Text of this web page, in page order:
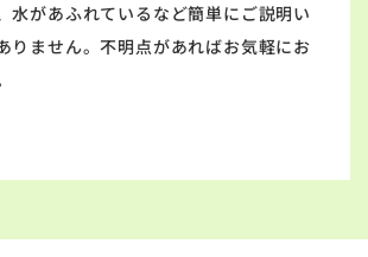
水があふれているなど簡単にご説明い
りません。不明点があればお気軽にお